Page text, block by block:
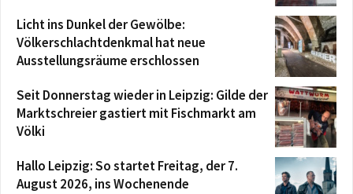
Licht ins Dunkel der Gewölbe:
Völkerschlachtdenkmal hat neue
Ausstellungsräume erschlossen
Seit Donnerstag wieder in Leipzig: Gilde der
Marktschreier gastiert mit Fischmarkt am
Völki
Hallo Leipzig: So startet Freitag, der 7.
August 2026, ins Wochenende